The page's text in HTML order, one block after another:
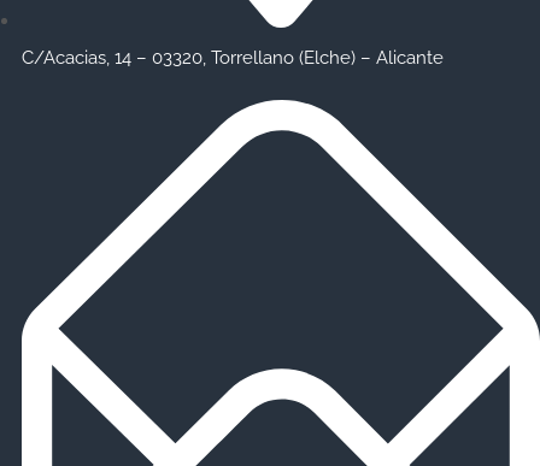
C/Acacias, 14 – 03320, Torrellano (Elche) – Alicante